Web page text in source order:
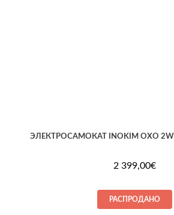
ЭЛЕКТРОСАМОКАТ INOKIM OXO 2W-
2 399,00€
РАСПРОДАНО